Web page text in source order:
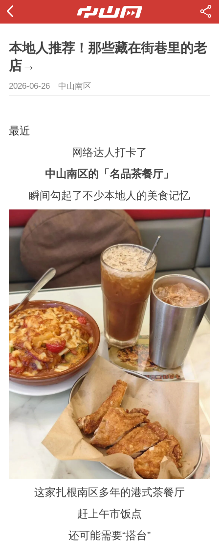
本地人推荐！那些藏在街巷里的老
店→
2026-06-26 中山南区
最近
网络达人打卡了
中山南区的「名品茶餐厅」
瞬间勾起了不少本地人的美食记忆
这家扎根南区多年的港式茶餐厅
赶上午市饭点
还可能需要“搭台”